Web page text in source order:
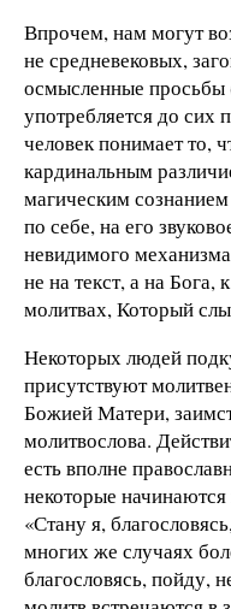
Впрочем, нам могут
не средневековых,
осмысленные просьбы
употребляется до сих
человек понимает то,
кардинальным
магическим
по себе, на его
невидимого
не на текст, а на
молитвах, Который
Некоторых людей
присутствуют
Божией Матери,
молитвослова.
есть вполне
некоторые
«Стану я,
многих же случаях
благословясь, пойду,